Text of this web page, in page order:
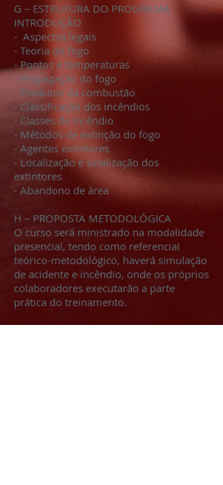
G – ESTRUTURA DO PROGRAMA
INTRODUÇÃO
- Aspectos legais
- Teoria do fogo
- Pontos e temperaturas
- Propagação do fogo
- Produtos da combustão
- Classificação dos incêndios
- Classes de incêndio
- Métodos de extinção do fogo
- Agentes extintores
- Localização e sinalização dos
extintores
- Abandono de área
H – PROPOSTA METODOLÓGICA
O curso será ministrado na modalidade
presencial, tendo como referencial
teórico-metodológico, haverá simulação
de acidente e incêndio, onde os próprios
colaboradores executarão a parte
prática do treinamento.